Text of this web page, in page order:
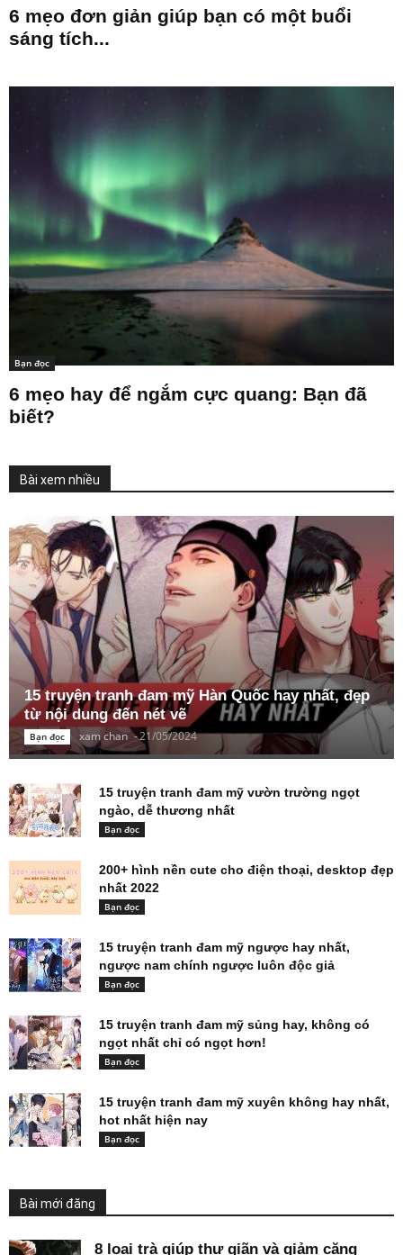
6 mẹo đơn giản giúp bạn có một buổi
sáng tích...
Bạn đọc
6 mẹo hay để ngắm cực quang: Bạn đã
biết?
Bài xem nhiều
15 truyện tranh đam mỹ Hàn Quốc hay nhất, đẹp
từ nội dung đến nét vẽ
Bạn đọc xam chan -21/05/2024
15 truyện tranh đam mỹ vườn trường ngọt
ngào, dễ thương nhất
Bạn đọc
200+ hình nền cute cho điện thoại, desktop đẹp
nhất 2022
Bạn đọc
15 truyện tranh đam mỹ ngược hay nhất,
ngược nam chính ngược luôn độc giả
Bạn đọc
15 truyện tranh đam mỹ sủng hay, không có
ngọt nhất chỉ có ngọt hơn!
Bạn đọc
15 truyện tranh đam mỹ xuyên không hay nhất,
hot nhất hiện nay
Bạn đọc
Bài mới đăng
8 loại trà giúp thư giãn và giảm căng